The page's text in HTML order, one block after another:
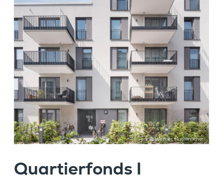
© Werner Huthmacher
Quartier­fonds I